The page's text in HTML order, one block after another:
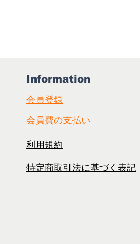
Information
会員登録
会員費の支払い
利用規約
特定商取引法に基づく表記